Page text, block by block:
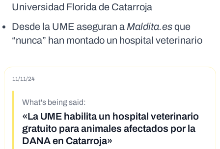
Universidad Florida de Catarroja
Desde la UME aseguran a Maldita.esque
“nunca” han montado un hospital veterinario
11/11/24
What's being said:
«La UME habilita un hospital veterinario
gratuito para animales afectados por la
DANA en Catarroja»